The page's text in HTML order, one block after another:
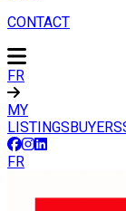
CONTACT
FR
MY
LISTINGSBUYERS
FR